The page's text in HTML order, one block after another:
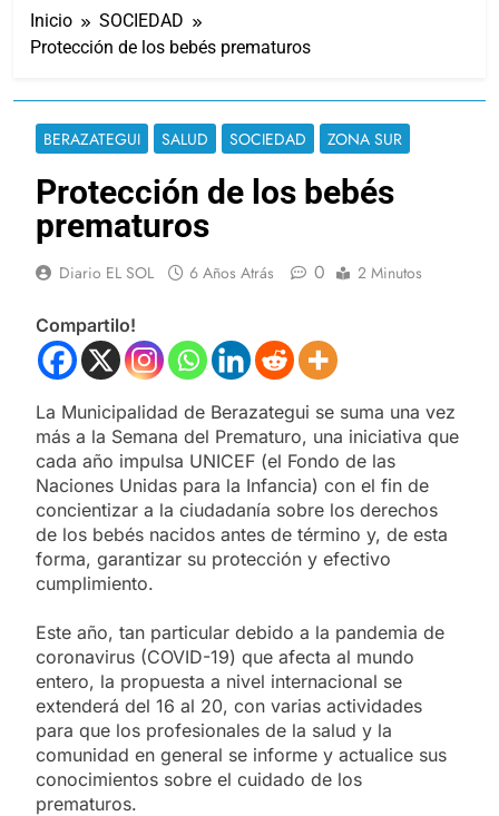
Inicio
SOCIEDAD
Protección de los bebés prematuros
BERAZATEGUI SALUD SOCIEDAD ZONA SUR
Protección de los bebés
prematuros
Diario EL SOL 6 Años Atrás 0 2 Minutos
Compartilo!
La Municipalidad de Berazategui se suma una vez
más a la Semana del Prematuro, una iniciativa que
cada año impulsa UNICEF (el Fondo de las
Naciones Unidas para la Infancia) con el fin de
concientizar a la ciudadanía sobre los derechos
de los bebés nacidos antes de término y, de esta
forma, garantizar su protección y efectivo
cumplimiento.
Este año, tan particular debido a la pandemia de
coronavirus (COVID-19) que afecta al mundo
entero, la propuesta a nivel internacional se
extenderá del 16 al 20, con varias actividades
para que los profesionales de la salud y la
comunidad en general se informe y actualice sus
conocimientos sobre el cuidado de los
prematuros.